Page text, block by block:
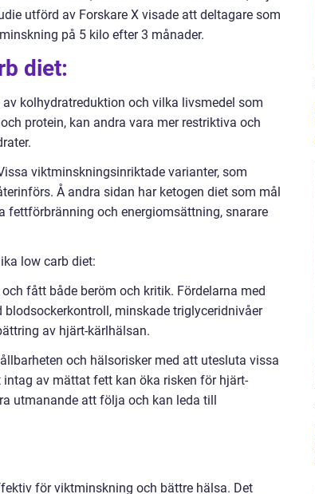
utförd av Forskare X visade att deltagare som
på 5 kilo efter 3 månader.
diet:
kolhydratreduktion och vilka livsmedel som
protein, kan andra vara mer restriktiva och
viktminskningsinriktade varianter, som
Å andra sidan har ketogen diet som mål
fettförbränning och energiomsättning, snarare
low carb diet:
fått både beröm och kritik. Fördelarna med
minskade triglyceridnivåer
av hjärt-kärlhälsan.
och hälsorisker med att utesluta vissa
av mättat fett kan öka risken för hjärt-
utmanande att följa och kan leda till
för viktminskning och bättre hälsa. Det